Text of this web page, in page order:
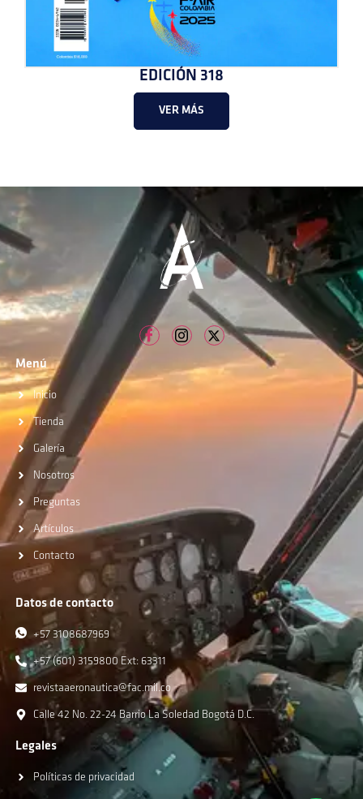
EDICIÓN 318
VER MÁS
Menú
Inicio
Tienda
Galería
Nosotros
Preguntas
Artículos
Contacto
Datos de contacto
+57 3108687969
+57 (601) 3159800 Ext: 63311
revistaaeronautica@fac.mil.co
Calle 42 No. 22-24 Barrio La Soledad Bogotá D.C.
Legales
Políticas de privacidad